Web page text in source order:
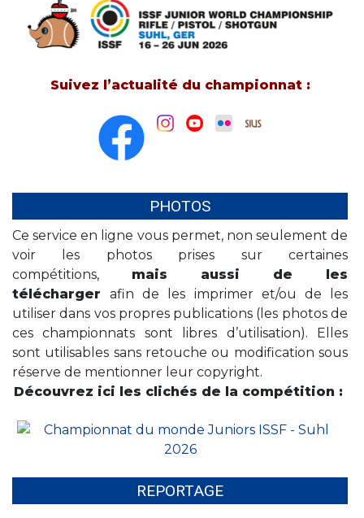
Suivez l’actualité du championnat :
PHOTOS
Ce service en ligne vous permet, non seulement de
voir les photos prises sur certaines
compétitions, mais aussi de les
téléchargerafin de les imprimer et/ou de les
utiliser dans vos propres publications (les photos de
ces championnats sont libres d’utilisation). Elles
sont utilisables sans retouche ou modification sous
réserve de mentionner leur copyright.
Découvrez ici les clichés de la compétition :
REPORTAGE